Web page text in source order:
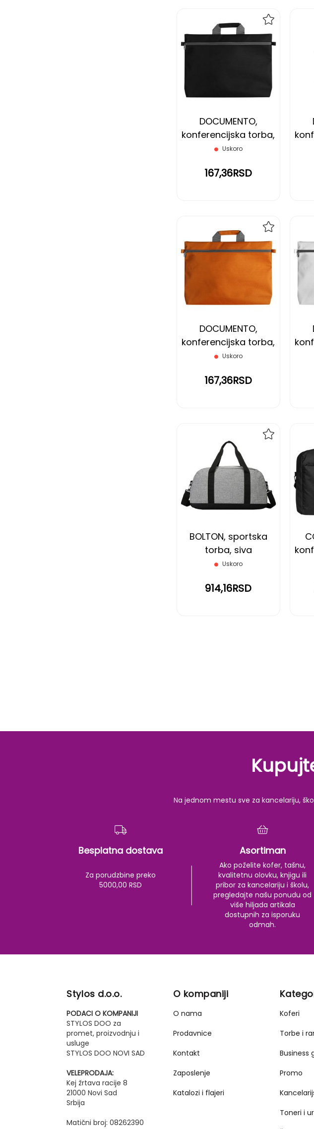
DOCUMENTO,
konferencijska torba,
crna
Uskoro
167,36RSD
DODAJ
NA
ŽELJA
DOCUMENTO,
konferencijska torba,
narandžasta
Uskoro
167,36RSD
DODAJ
NA
ŽELJA
BOLTON, sportska
torba, siva
Uskoro
914,16RSD
ŽELJA
Na jednom mestu sve za kancelariju,
Besplatna dostava
Za porudzbine preko
5000,00 RSD
Asortiman
Ako poželite kofer, tašnu,
kvalitetnu olovku, knjigu ili
pribor za kancelariju i školu,
pregledajte našu ponudu od
više hiljada artikala
dostupnih za isporuku
odmah.
Stylos d.o.o.
PODACI O KOMPANIJI
STYLOS DOO za
promet, proizvodnju i
usluge
STYLOS DOO NOVI SAD
VELEPRODAJA:
Kej žrtava racije 8
21000 Novi Sad
Srbija
Matični broj: 08262390
O kompaniji
O nama
Prodavnice
Kontakt
Zaposlenje
Katalozi i flajeri
Koferi
Torbe i
Business
Promo
Toneri i